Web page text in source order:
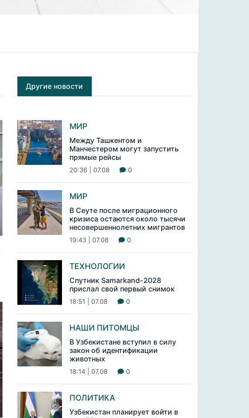
Другие новости
МИР
Между Ташкентом и
Манчестером могут запустить
прямые рейсы
20:36 | 07.08 0
МИР
В Сеуте после миграционного
кризиса остаются около тысячи
несовершеннолетних мигрантов
19:43 | 07.08 0
ТЕХНОЛОГИИ
Спутник Samarkand-2028
прислал свой первый снимок
18:51 | 07.08 0
НАШИ ПИТОМЦЫ
В Узбекистане вступил в силу
закон об идентификации
животных
18:14 | 07.08 0
ПОЛИТИКА
Узбекистан планирует войти в